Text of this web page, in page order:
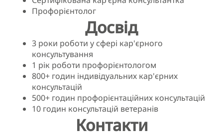
Профорієнтолог
Досвід
3 роки роботи у сфері кар'єрного
консультування
1 рік роботи профорієнтологом
800+ годин індивідуальних кар'єрних
консультацій
500+ годин профорієнтаційних консультацій
10 годин консультацій ветеранів
Контакти